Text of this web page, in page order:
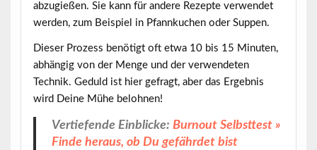
abzugießen. Sie kann für andere Rezepte verwendet
werden, zum Beispiel in Pfannkuchen oder Suppen.
Dieser Prozess benötigt oft etwa 10 bis 15 Minuten,
abhängig von der Menge und der verwendeten
Technik. Geduld ist hier gefragt, aber das Ergebnis
wird Deine Mühe belohnen!
Vertiefende Einblicke:Burnout Selbsttest »
Finde heraus, ob Du gefährdet bist